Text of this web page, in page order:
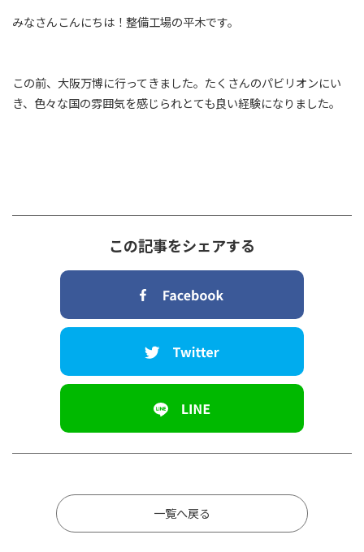
みなさんこんにちは！整備工場の平木です。
この前、大阪万博に行ってきました。たくさんのパビリオンにい
き、色々な国の雰囲気を感じられとても良い経験になりました。
この記事をシェアする
一覧へ戻る